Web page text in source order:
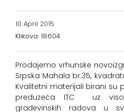
10 April 2015
Klikova: 18604
Prodajemo vrhunske
Srpska Mahala br.35,
Kvalitetni materijali birani su
preduzeća ITC uz
građevinskih radova u